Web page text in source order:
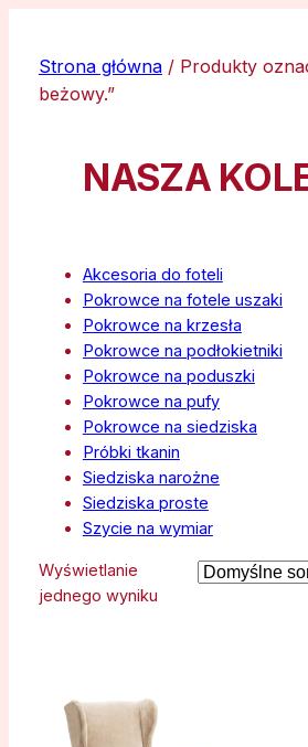
Strona główna/ Produkty
beżowy.”
NASZA
Akcesoria do foteli
Pokrowce na fotele uszaki
Pokrowce na krzesła
Pokrowce na podłokietniki
Pokrowce na poduszki
Pokrowce na pufy
Pokrowce na siedziska
Próbki tkanin
Siedziska narożne
Siedziska proste
Szycie na wymiar
Wyświetlanie
jednego wyniku